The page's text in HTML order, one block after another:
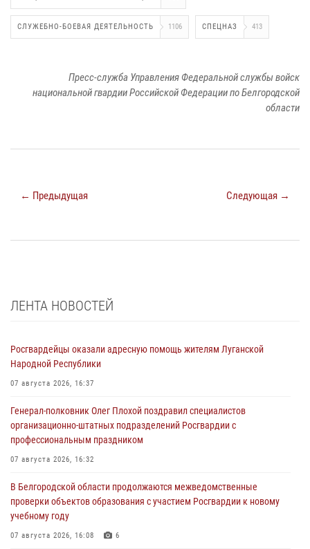
СЛУЖЕБНО-БОЕВАЯ ДЕЯТЕЛЬНОСТЬ 1106 СПЕЦНАЗ 413
Пресс-служба Управления Федеральной службы войск
национальной гвардии Российской Федерации по Белгородской
области
← Предыдущая Следующая →
ЛЕНТА НОВОСТЕЙ
Росгвардейцы оказали адресную помощь жителям Луганской
Народной Республики
07 августа 2026, 16:37
Генерал-полковник Олег Плохой поздравил специалистов
организационно-штатных подразделений Росгвардии с
профессиональным праздником
07 августа 2026, 16:32
В Белгородской области продолжаются межведомственные
проверки объектов образования с участием Росгвардии к новому
учебному году
07 августа 2026, 16:08 6